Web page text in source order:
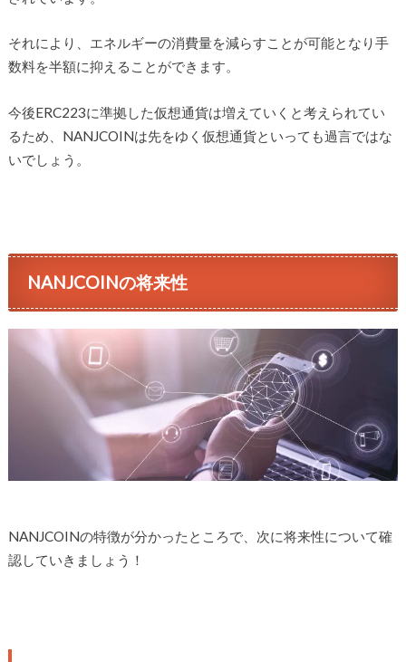
それにより、エネルギーの消費量を減らすことが可能となり手
数料を半額に抑えることができます。
今後ERC223に準拠した仮想通貨は増えていくと考えられてい
るため、NANJCOINは先をゆく仮想通貨といっても過言ではな
いでしょう。
NANJCOINの将来性
NANJCOINの特徴が分かったところで、次に将来性について確
認していきましょう！